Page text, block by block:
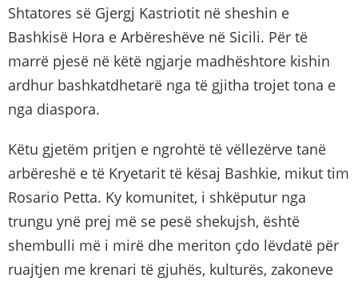
Shtatores së Gjergj Kastriotit në sheshin e
Bashkisë Hora e Arbëreshëve në Sicili. Për të
marrë pjesë në këtë ngjarje madhështore kishin
ardhur bashkatdhetarë nga të gjitha trojet tona e
nga diaspora.
Këtu gjetëm pritjen e ngrohtë të vëllezërve tanë
arbëreshë e të Kryetarit të kësaj Bashkie, mikut tim
Rosario Petta. Ky komunitet, i shkëputur nga
trungu ynë prej më se pesë shekujsh, është
shembulli më i mirë dhe meriton çdo lëvdatë për
ruajtjen me krenari të gjuhës, kulturës, zakoneve